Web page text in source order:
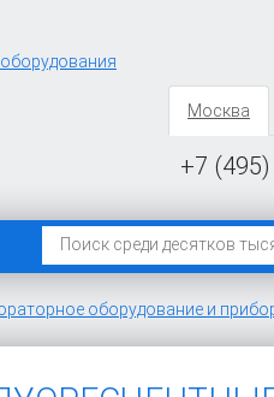
Москва
+7
оборудование и